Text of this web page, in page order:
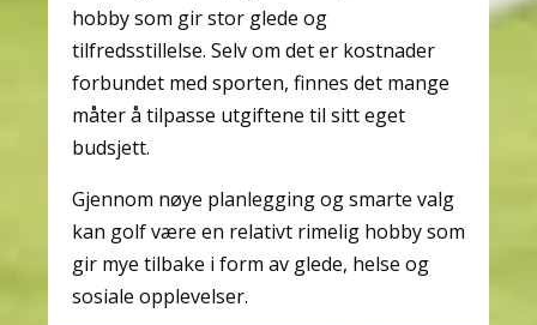
hobby som gir stor glede og
tilfredsstillelse. Selv om det er kostnader
forbundet med sporten, finnes det mange
måter å tilpasse utgiftene til sitt eget
budsjett.
Gjennom nøye planlegging og smarte valg
kan golf være en relativt rimelig hobby som
gir mye tilbake i form av glede, helse og
sosiale opplevelser.